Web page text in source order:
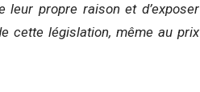
propre raison et d’exposer
cette législation, même au prix